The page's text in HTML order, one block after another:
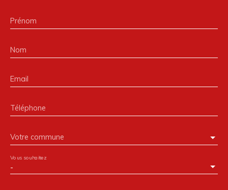
Prénom
Nom
Email
Téléphone
Votre commune
-
Vous souhaitez